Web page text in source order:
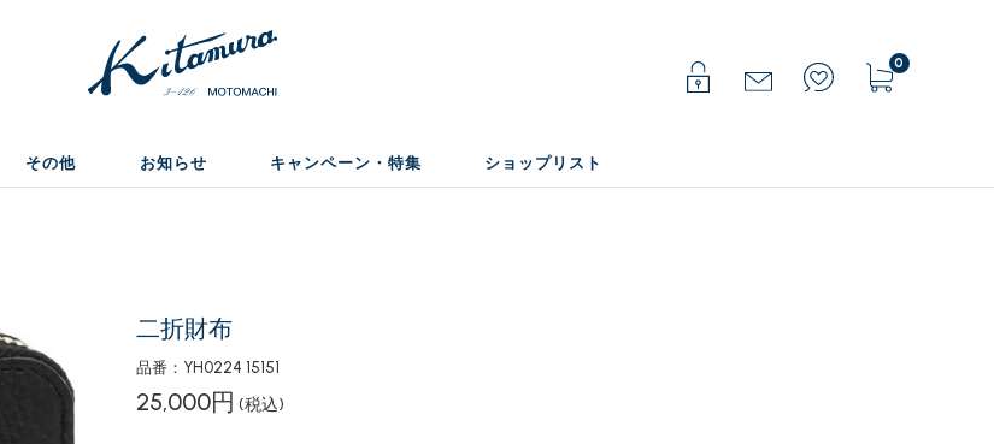
0
その他 お知らせ キャンペーン・特集 ショップリスト
二折財布
品番：YH0224 15151
25,000円 (税込)